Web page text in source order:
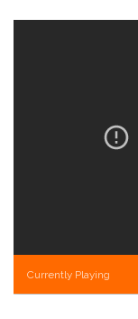
Currently Playing